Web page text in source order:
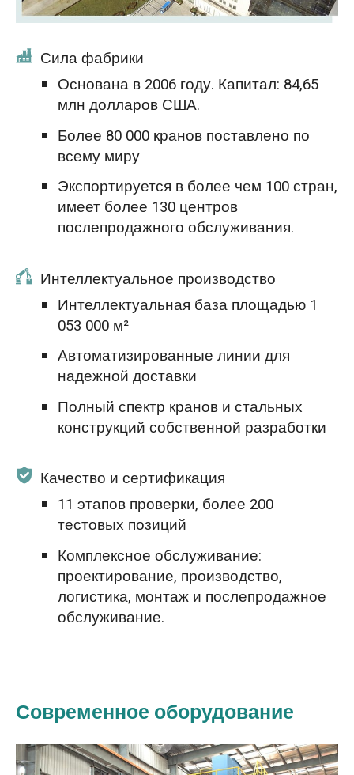
Сила фабрики
Основана в 2006 году. Капитал: 84,65
млн долларов США.
Более 80 000 кранов поставлено по
всему миру
Экспортируется в более чем 100 стран,
имеет более 130 центров
послепродажного обслуживания.
Интеллектуальное производство
Интеллектуальная база площадью 1
053 000 м²
Автоматизированные линии для
надежной доставки
Полный спектр кранов и стальных
конструкций собственной разработки
Качество и сертификация
11 этапов проверки, более 200
тестовых позиций
Комплексное обслуживание:
проектирование, производство,
логистика, монтаж и послепродажное
обслуживание.
Современное оборудование